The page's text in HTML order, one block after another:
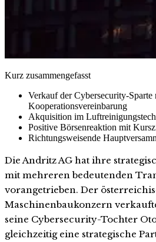
Kurz zusammengefasst
Verkauf der Cybersecurity-Sparte
Kooperationsvereinbarung
Akquisition im
Positive Börsenreaktion mit
Richtungsweisende
Die Andritz AG hat ihre
mit mehreren bedeutenden
vorangetrieben. Der
Maschinenbaukonzern
seine Cybersecurity-Tochter
gleichzeitig eine strategische